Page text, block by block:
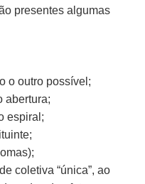
presentes algumas
o outro possível;
abertura;
espiral;
coletiva “única”, ao